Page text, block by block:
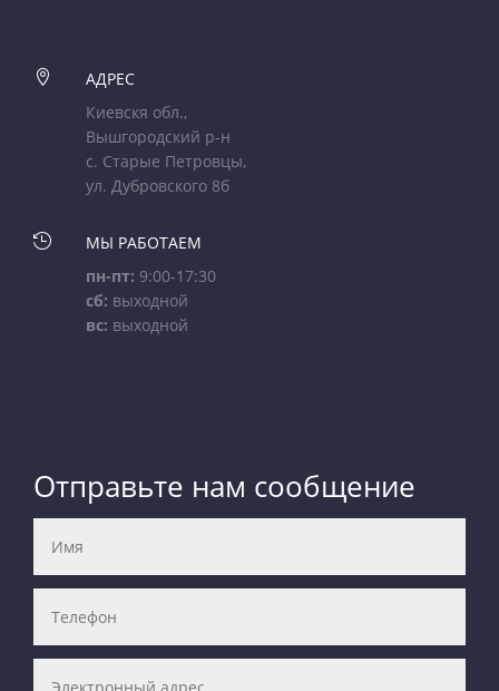

АДРЕС
Киевскя обл.,
Вышгородский р-н
с. Старые Петровцы,
ул. Дубровского 8б

МЫ РАБОТАЕМ
пн-пт: 9:00-17:30
сб: выходной
вс: выходной
Отправьте нам сообщение